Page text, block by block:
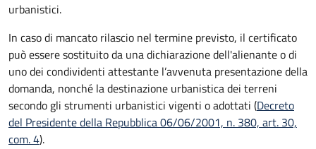
urbanistici.
In caso di mancato rilascio nel termine previsto, il certificato
può essere sostituito da una dichiarazione dell'alienante o di
uno dei condividenti attestante l’avvenuta presentazione della
domanda, nonché la destinazione urbanistica dei terreni
secondo gli strumenti urbanistici vigenti o adottati (Decreto
del Presidente della Repubblica 06/06/2001, n. 380, art. 30,
com. 4).